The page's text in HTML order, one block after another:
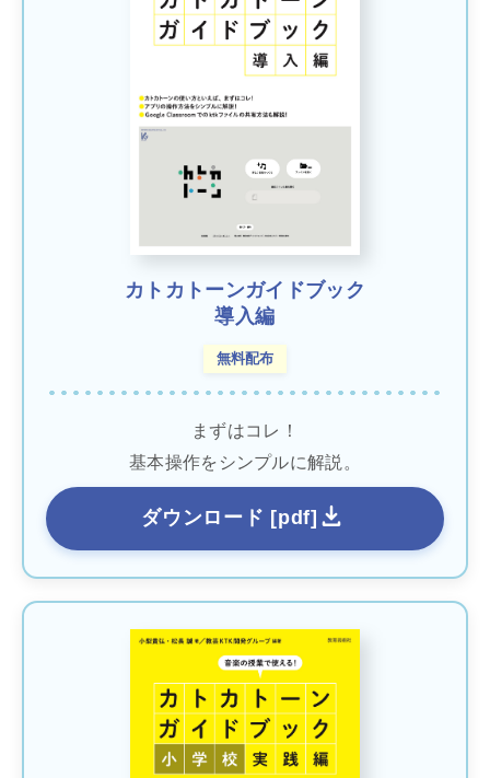
カトカトーンガイドブック
導入編
無料配布
まずはコレ！
基本操作をシンプルに解説。
ダウンロード [pdf]